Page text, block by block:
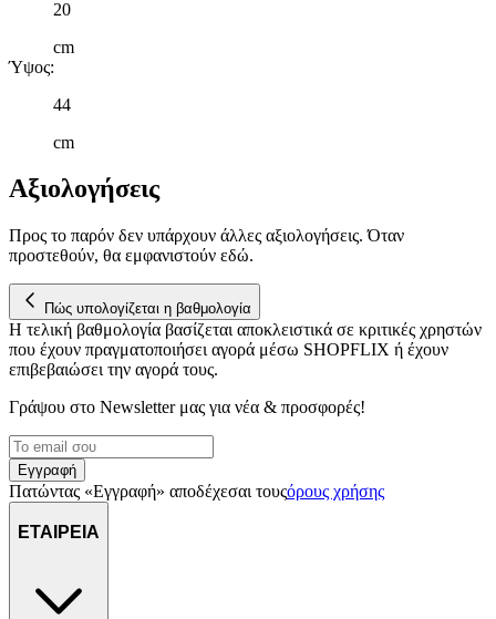
τοποθεσίας μας στους συνεργάτες μέσων κοινωνικής
20
cm
Ύψος:
44
cm
Αξιολογήσεις
Προς το παρόν δεν υπάρχουν άλλες αξιολογήσεις. Όταν
προστεθούν, θα εμφανιστούν εδώ.
Πώς υπολογίζεται η βαθμολογία
Η τελική βαθμολογία βασίζεται αποκλειστικά σε κριτικές χρηστών
που έχουν πραγματοποιήσει αγορά μέσω SHOPFLIX ή έχουν
επιβεβαιώσει την αγορά τους.
Γράψου στο Νewsletter μας για νέα & προσφορές!
Εγγραφή
Πατώντας «Εγγραφή» αποδέχεσαι τουςόρους χρήσης
ΕΤΑΙΡΕΙΑ